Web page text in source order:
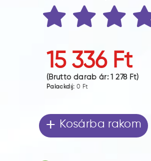
15 336 Ft
(Bruttó darab ár:1 278 Ft)
Palackdíj: 0 Ft
+ Kosárba rakom